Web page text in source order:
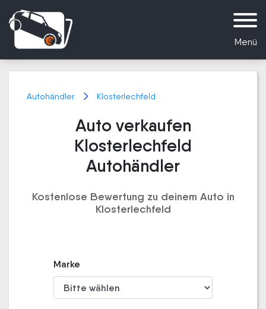
Menü
Autohändler Klosterlechfeld
Auto verkaufen
Klosterlechfeld
Autohändler
Kostenlose Bewertung zu deinem Auto in
Klosterlechfeld
Marke